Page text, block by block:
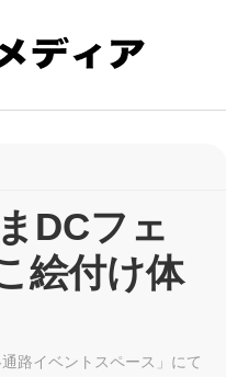
DCフェ
絵付け体
路イベントスペース」にて